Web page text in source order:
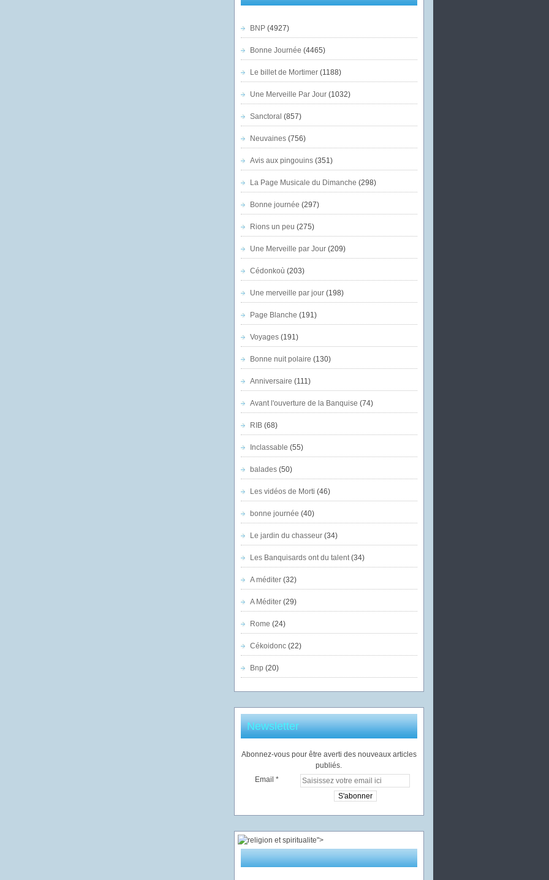
BNP(4927)
Bonne Journée (4465)
Le billet de Mortimer(1188)
Une Merveille Par Jour(1032)
Sanctoral (857)
Neuvaines(756)
Avis aux pingouins(351)
La Page Musicale du Dimanche (298)
Bonne journée (297)
Rions un peu (275)
Une Merveille par Jour(209)
Cédonkoù (203)
Une merveille par jour(198)
Page Blanche (191)
Voyages(191)
Bonne nuit polaire (130)
Anniversaire (111)
Avant l'ouverture de la Banquise (74)
RIB(68)
Inclassable (55)
balades(50)
Les vidéos de Morti (46)
bonne journée (40)
Le jardin du chasseur(34)
Les Banquisards ont du talent(34)
A méditer(32)
A Méditer(29)
Rome (24)
Cékoidonc(22)
Bnp (20)
Newsletter
Abonnez-vous pour être averti des nouveaux articles
publiés.
Email
">